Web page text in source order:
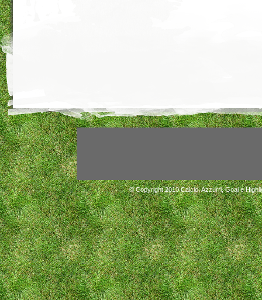
© Copyright 2010Calcio, Azzurri, Goal e